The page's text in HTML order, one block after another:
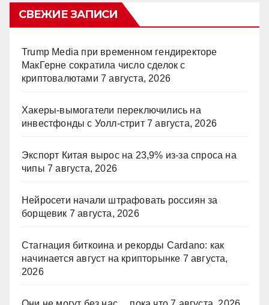
СВЕЖИЕ ЗАПИСИ
Trump Media при временном гендиректоре
МакГерне сократила число сделок с
криптовалютами 7 августа, 2026
Хакеры-вымогатели переключились на
инвестфонды с Уолл-стрит 7 августа, 2026
Экспорт Китая вырос на 23,9% из-за спроса на
чипы 7 августа, 2026
Нейросети начали штрафовать россиян за
борщевик 7 августа, 2026
Стагнация биткоина и рекорды Cardano: как
начинается август на крипторынке 7 августа,
2026